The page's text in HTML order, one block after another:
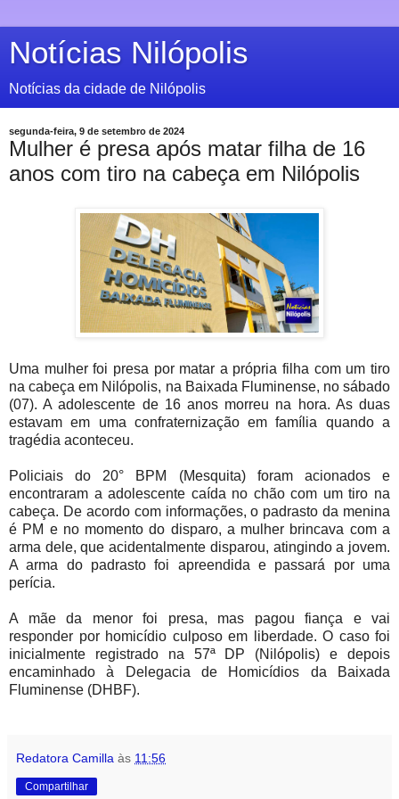
Notícias Nilópolis
Notícias da cidade de Nilópolis
segunda-feira, 9 de setembro de 2024
Mulher é presa após matar filha de 16
anos com tiro na cabeça em Nilópolis
Uma mulher foi presa por matar a própria filha com um tiro
na cabeça em Nilópolis, na Baixada Fluminense, no sábado
(07). A adolescente de 16 anos morreu na hora. As duas
estavam em uma confraternização em família quando a
tragédia aconteceu.
Policiais do 20° BPM (Mesquita) foram acionados e
encontraram a adolescente caída no chão com um tiro na
cabeça. De acordo com informações, o padrasto da menina
é PM e no momento do disparo, a mulher brincava com a
arma dele, que acidentalmente disparou, atingindo a jovem.
A arma do padrasto foi apreendida e passará por uma
perícia.
A mãe da menor foi presa, mas pagou fiança e vai
responder por homicídio culposo em liberdade. O caso foi
inicialmente registrado na 57ª DP (Nilópolis) e depois
encaminhado à Delegacia de Homicídios da Baixada
Fluminense (DHBF).
Redatora Camilla às 11:56
Compartilhar